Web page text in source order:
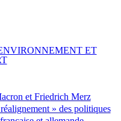
et Friedrich Merz
» des politiques
ET